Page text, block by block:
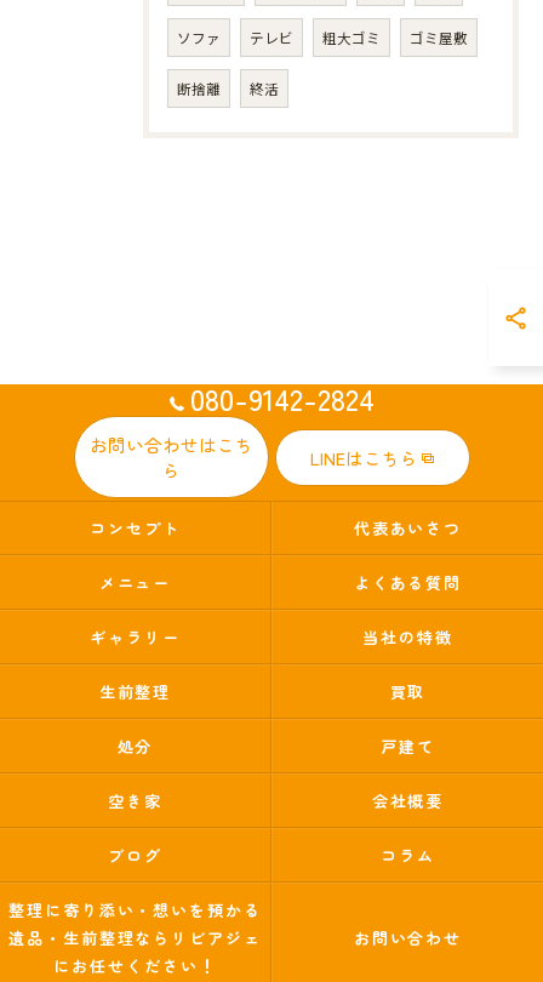
ソファ テレビ 粗大ゴミ ゴミ屋敷
断捨離 終活
080-9142-2824
お問い合わせはこち
ら
LINEはこちら
コンセプト 代表あいさつ
メニュー よくある質問
ギャラリー 当社の特徴
生前整理 買取
処分 戸建て
空き家 会社概要
ブログ コラム
整理に寄り添い・想いを預かる
遺品・生前整理ならリビアジェ
にお任せください！
お問い合わせ